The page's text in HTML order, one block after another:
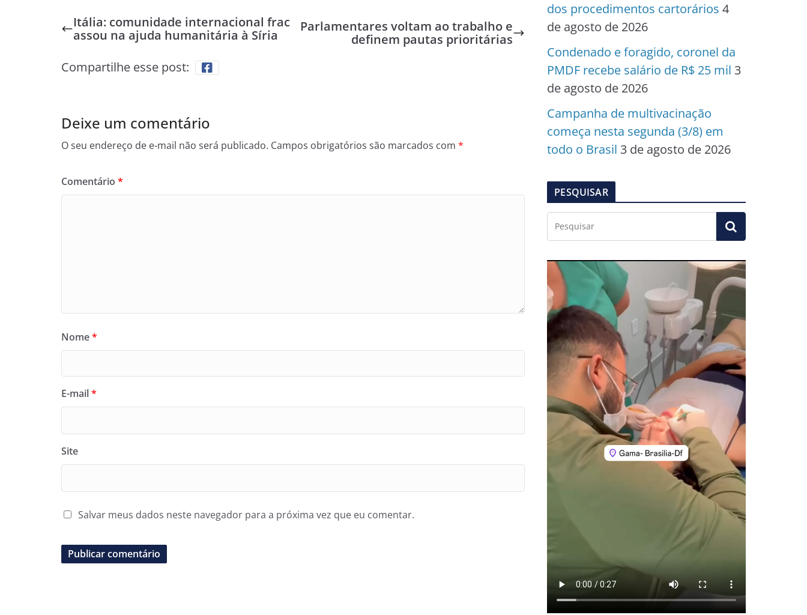
Itália: comunidade internacional frac
assou na ajuda humanitária à Síria
Parlamentares voltam ao trabalho e
definem pautas prioritárias
Compartilhe esse post:
Deixe um comentário
O seu endereço de e-mail não será publicado. Campos obrigatórios são marcados com *
Comentário *
Nome*
E-mail*
Site
Salvar meus dados neste navegador para a próxima vez que eu comentar.
dos procedimentos cartorários 4
de agosto de 2026
Condenado e foragido, coronel da
PMDF recebe salário de R$ 25 mil 3
de agosto de 2026
Campanha de multivacinação
começa nesta segunda (3/8) em
todo o Brasil 3 de agosto de 2026
PESQUISAR